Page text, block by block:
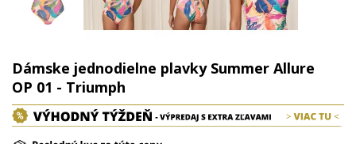
Dámske jednodielne plavky Summer Allure
OP 01 - Triumph